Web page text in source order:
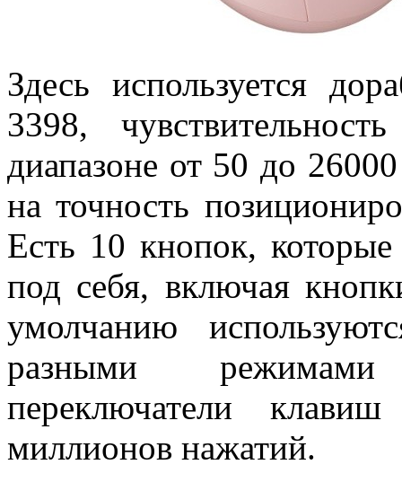
Здесь используется
3398,
диапазоне от 50 до
на точность
Есть 10 кнопок, которые
под себя, включая
умолчанию
разными
переключатели
миллионов нажатий.